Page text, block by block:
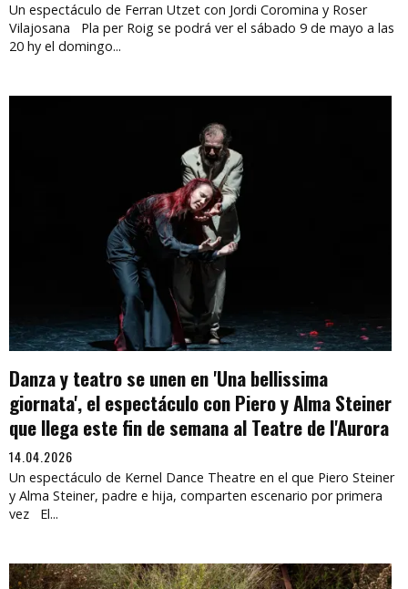
Un espectáculo de Ferran Utzet con Jordi Coromina y Roser
Vilajosana Pla per Roig se podrá ver el sábado 9 de mayo a las
20 hy el domingo...
Danza y teatro se unen en 'Una bellissima
giornata', el espectáculo con Piero y Alma Steiner
que llega este fin de semana al Teatre de l'Aurora
14.04.2026
Un espectáculo de Kernel Dance Theatre en el que Piero Steiner
y Alma Steiner, padre e hija, comparten escenario por primera
vez El...